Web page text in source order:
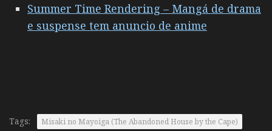
Summer Time Rendering – Mangá de drama
e suspense tem anuncio de anime
Tags: Misaki no Mayoiga (The Abandoned House by the Cape)